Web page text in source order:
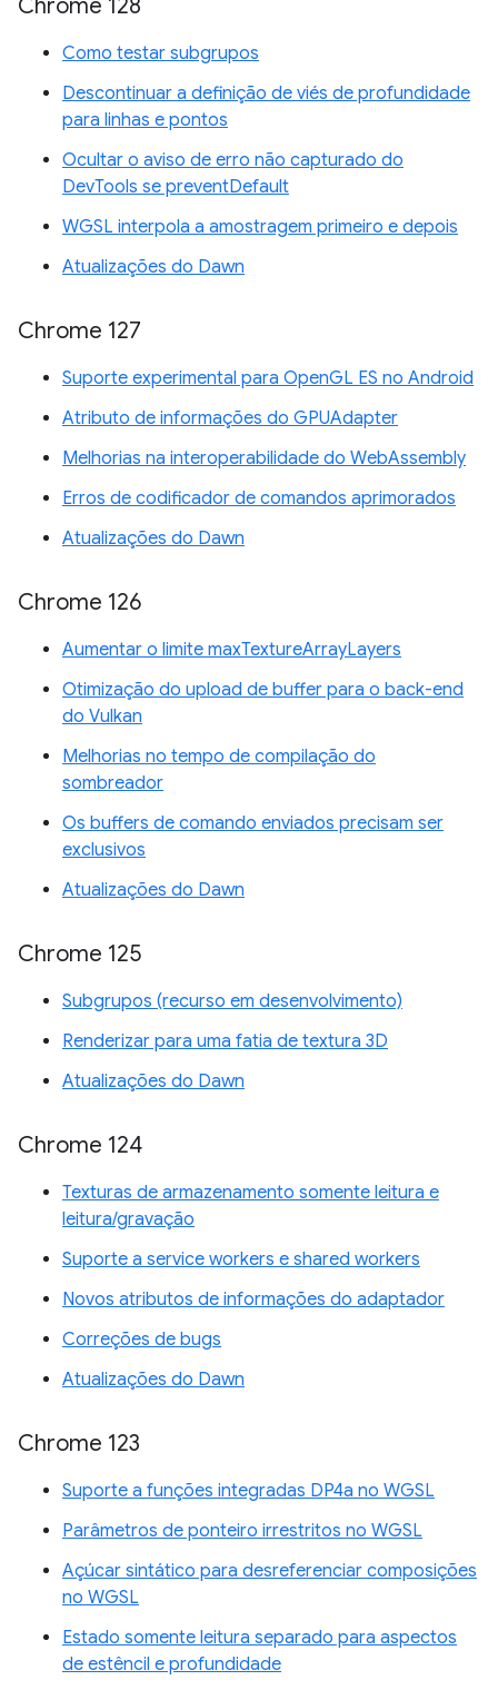
Chrome 128
Como testar subgrupos
Descontinuar a definição de viés de profundidade
para linhas e pontos
Ocultar o aviso de erro não capturado do
DevTools se preventDefault
WGSL interpola a amostragem primeiro e depois
Atualizações do Dawn
Chrome 127
Suporte experimental para OpenGL ES no Android
Atributo de informações do GPUAdapter
Melhorias na interoperabilidade do WebAssembly
Erros de codificador de comandos aprimorados
Atualizações do Dawn
Chrome 126
Aumentar o limite maxTextureArrayLayers
Otimização do upload de buffer para o back-end
do Vulkan
Melhorias no tempo de compilação do
sombreador
Os buffers de comando enviados precisam ser
exclusivos
Atualizações do Dawn
Chrome 125
Subgrupos (recurso em desenvolvimento)
Renderizar para uma fatia de textura 3D
Atualizações do Dawn
Chrome 124
Texturas de armazenamento somente leitura e
leitura/gravação
Suporte a service workers e shared workers
Novos atributos de informações do adaptador
Correções de bugs
Atualizações do Dawn
Chrome 123
Suporte a funções integradas DP4a no WGSL
Parâmetros de ponteiro irrestritos no WGSL
Açúcar sintático para desreferenciar composições
no WGSL
Estado somente leitura separado para aspectos
de estêncil e profundidade